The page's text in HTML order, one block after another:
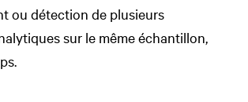
ou détection de plusieurs
sur le même échantillon,